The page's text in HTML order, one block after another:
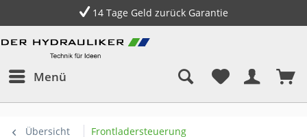
14 Tage Geld zurück Garantie
Menü
Übersicht Frontladersteuerung